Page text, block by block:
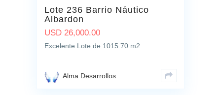
Lote 236 Barrio Náutico
Albardon
USD 26,000.00
Excelente Lote de 1015.70 m2
Alma Desarrollos